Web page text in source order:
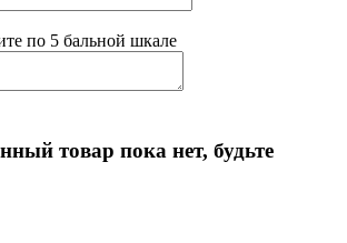
по 5 бальной шкале
товар пока нет, будьте